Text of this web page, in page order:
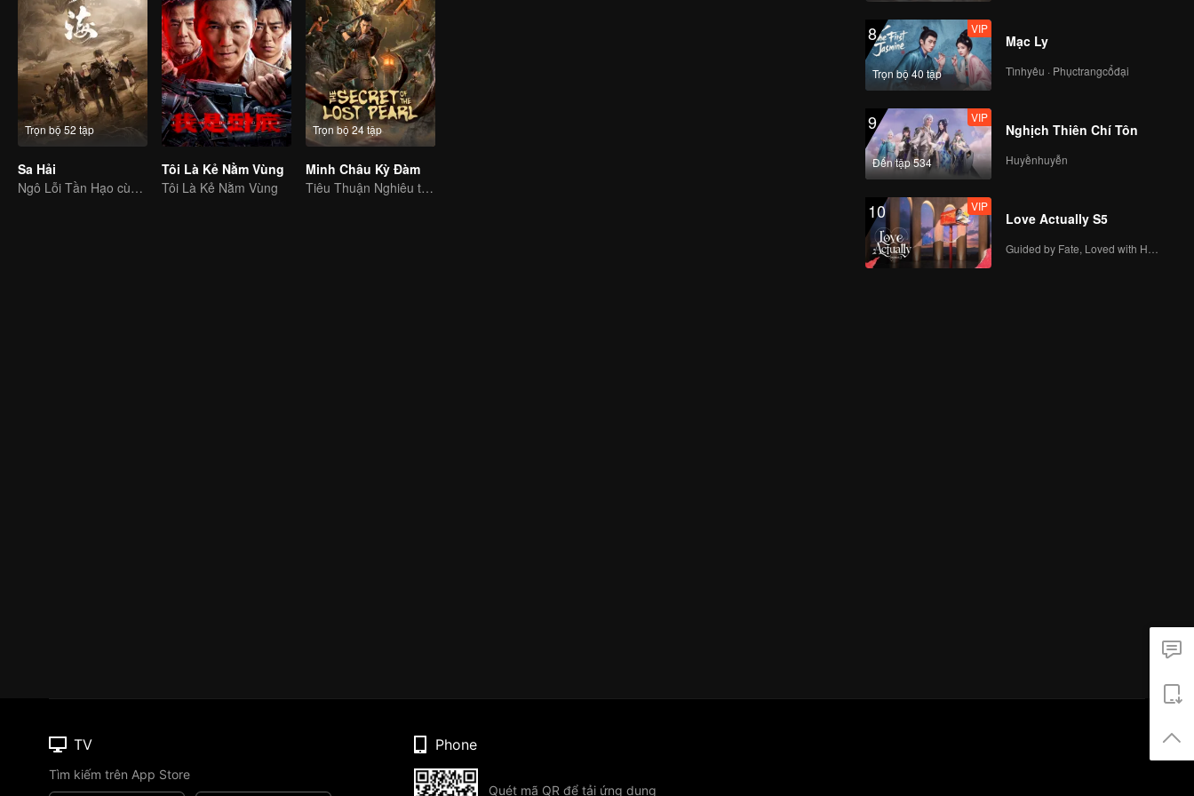
Trọn bộ 52 tập
Sa Hải
Ngô Lỗi Tần Hạo cùng bắt đầu cuộc hành trình mạo hiểm
Tôi Là Kẻ Nằm Vùng
Tôi Là Kẻ Nằm Vùng
Trọn bộ 24 tập
Minh Châu Kỳ Đàm
Tiêu Thuận Nghiêu thám hiểm tìm kho báu, phá lời nguyền máu
8
Trọn bộ 40 tập
VIP
Mạc Ly
Tìnhyêu · Phụctrangcổđại
9
Đến tập 534
VIP
Nghịch Thiên Chí Tôn
Huyềnhuyễn
10 VIP
Love Actually S5
TV
Tìm kiếm trên App Store
Phone
Quét mã QR để tải ứng dụng